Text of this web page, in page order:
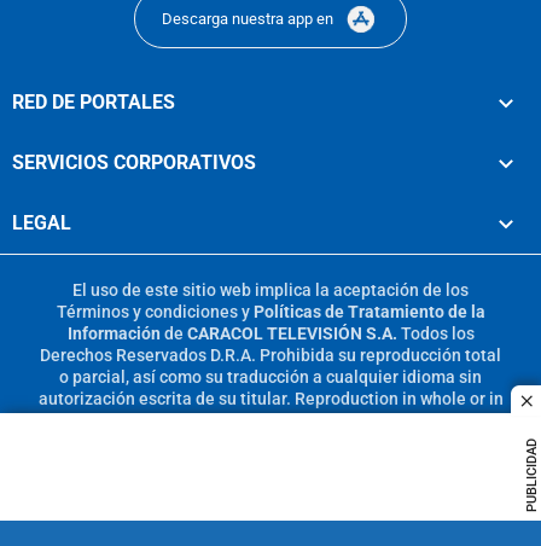
PUBLICIDAD
Descarga nuestra app en
RED DE PORTALES
SERVICIOS CORPORATIVOS
LEGAL
El uso de este sitio web implica la aceptación de los
Términos y condicionesy Políticas de Tratamiento de la
Información de CARACOL TELEVISIÓN S.A. Todos los
Derechos Reservados D.R.A. Prohibida su reproducción total
o parcial, así como su traducción a cualquier idioma sin
autorización escrita de su titular. Reproduction in whole or in